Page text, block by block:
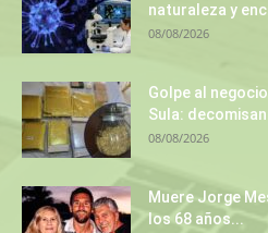
naturaleza y
08/08/2026
Golpe al
Sula:
08/08/2026
Muere Jorge
los 68 años...